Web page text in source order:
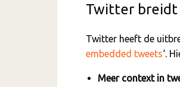
Twitter breidt
Twitter heeft de
embedded tweets‘.
Meer context in